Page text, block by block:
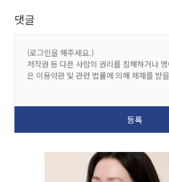
댓글